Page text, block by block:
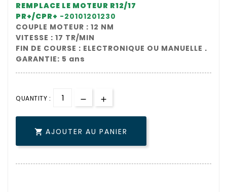
REMPLACE LE MOTEUR R12/17
PR+/CPR+ -20101201230
COUPLE MOTEUR : 12 NM
VITESSE : 17 TR/MIN
FIN DE COURSE : ELECTRONIQUE OU MANUELLE .
GARANTIE: 5 ans
QUANTITY :
 AJOUTER AU PANIER